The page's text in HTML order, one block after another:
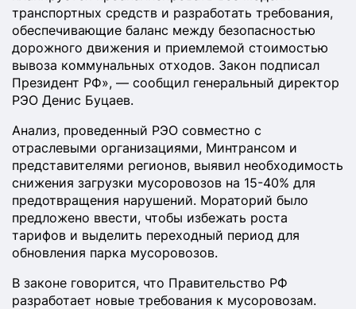
транспортных средств и разработать требования,
обеспечивающие баланс между безопасностью
дорожного движения и приемлемой стоимостью
вывоза коммунальных отходов. Закон подписал
Президент РФ», — сообщил генеральный директор
РЭО Денис Буцаев.
Анализ, проведенный РЭО совместно с
отраслевыми организациями, Минтрансом и
представителями регионов, выявил необходимость
снижения загрузки мусоровозов на 15-40% для
предотвращения нарушений. Мораторий было
предложено ввести, чтобы избежать роста
тарифов и выделить переходный период для
обновления парка мусоровозов.
В законе говорится, что Правительство РФ
разработает новые требования к мусоровозам.